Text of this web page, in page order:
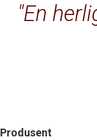
En
Produsent